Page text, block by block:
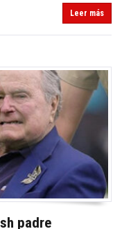
Leer más
padre